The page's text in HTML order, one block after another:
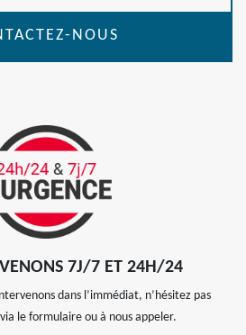
NOUS
7J/7 ET 24H/24
dans l’immédiat, n’hésitez pas
le formulaire ou à nous appeler.